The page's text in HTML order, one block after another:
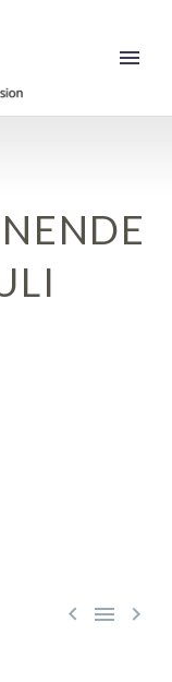
  